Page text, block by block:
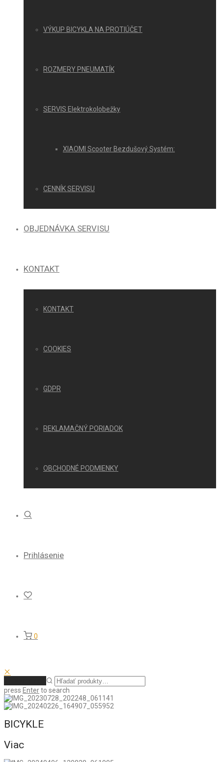
VÝKUP BICYKLA NA PROTIÚČET
ROZMERY PNEUMATÍK
SERVIS Elektrokolobežky
XIAOMI Scooter Bezdušový Systém:
CENNÍK SERVISU
OBJEDNÁVKA SERVISU
KONTAKT
KONTAKT
COOKIES
GDPR
REKLAMAČNÝ PORIADOK
OBCHODNÉ PODMIENKY
Prihlásenie
0
press Enterto search
BICYKLE
Viac